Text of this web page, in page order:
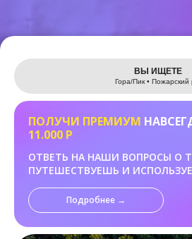
ВЫ ИЩЕТЕ
Гора/Пик • Пожарский
ПОЛУЧИ ПРЕМИУМ
11.000 Р
ОТВЕТЬ НА НАШИ ВОПРОСЫ О
ПУТЕШЕСТВУЕШЬ И
Подробнее →